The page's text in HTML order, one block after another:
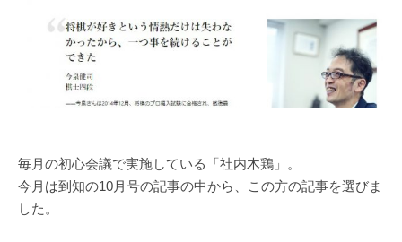
毎月の初心会議で実施している「社内木鶏」。
今月は到知の10月号の記事の中から、この方の記事を選びま
した。